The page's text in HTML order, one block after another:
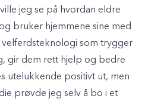
jeg se på hvordan eldre
bruker hjemmene sine med
velferdsteknologi som trygger
gir dem rett hjelp og bedre
utelukkende positivt ut, men
prøvde jeg selv å bo i et